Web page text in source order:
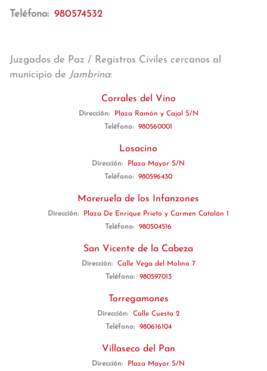
Teléfono: 980574532
Juzgados de Paz / Registros Civiles cercanos al
municipio de Jambrina:
Corrales del Vino
Dirección:
Plaza Ramón y Cajal S/N
Teléfono:
980560001
Losacino
Dirección:
Plaza Mayor S/N
Teléfono:
980596430
Moreruela de los Infanzones
Dirección:
Plaza De Enrique Prieto y Carmen Catalán 1
Teléfono:
980504516
San Vicente de la Cabeza
Dirección:
Calle Vega del Molino 7
Teléfono:
980597013
Torregamones
Dirección:
Calle Cuesta 2
Teléfono:
980616104
Villaseco del Pan
Dirección:
Plaza Mayor S/N